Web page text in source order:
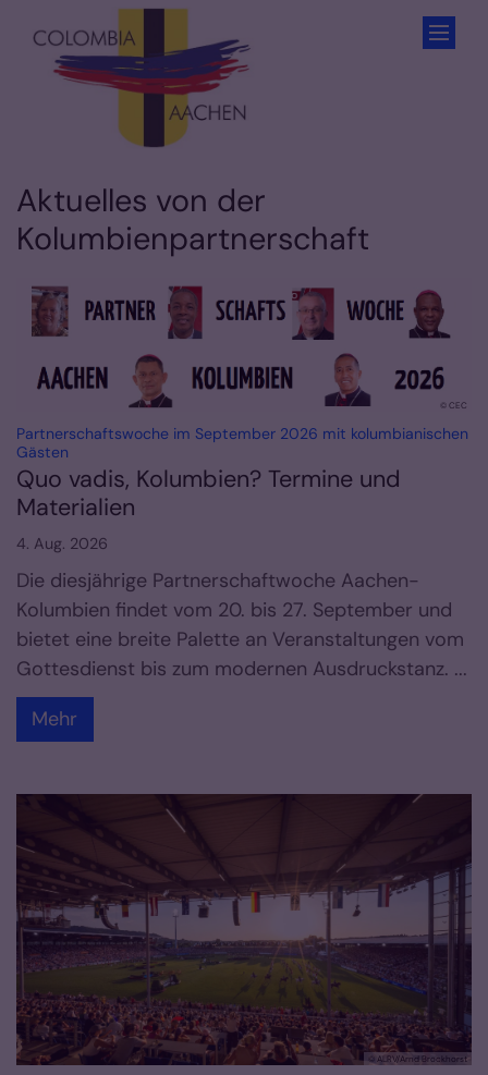
Zum Inhalt springen
Aktuelles von der
Kolumbienpartnerschaft
© CEC
Partnerschaftswoche im September 2026 mit kolumbianischen
Gästen
Quo vadis, Kolumbien? Termine und
Materialien
4. Aug. 2026
Die diesjährige Partnerschaftwoche Aachen-
Kolumbien findet vom 20. bis 27. September und
bietet eine breite Palette an Veranstaltungen vom
Gottesdienst bis zum modernen Ausdruckstanz. ...
Mehr
© ALRV/Arnd Brockhorst